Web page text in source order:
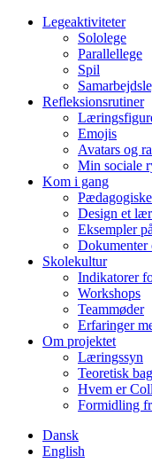
Legeaktiviteter
Sololege
Parallellege
Spil
Refleksionsrutiner
Emojis
Avatars og
Min sociale
Kom i gang
Design et
Eksempler
Dokumenter
Skolekultur
Indikatorer
Workshops
Teammøder
Erfaringer
Om projektet
Læringssyn
Teoretisk
Hvem er
Formidling
Dansk
English